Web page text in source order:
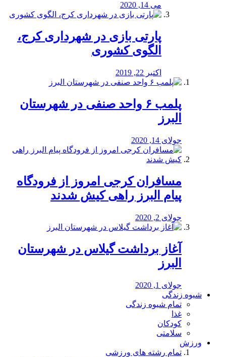
می 14, 2020
پارتی بازی در شهرداری کرج،
الگوی کشوری
اکتبر 22, 2019
پلمب ۶ واحد صنفی در شهرستان
البرز
جولای 14, 2020
مسافران کرجی امروز از فرودگاه
پیام البرز راهی کیش شدند
جولای 2, 2020
آغاز برداشت گیلاس در شهرستان
البرز
جولای 1, 2020
شیوه زندگی
تمام شیوه زندگی
غذا
کودکان
سلامتی
ورزش
تمام رشته های ورزشی